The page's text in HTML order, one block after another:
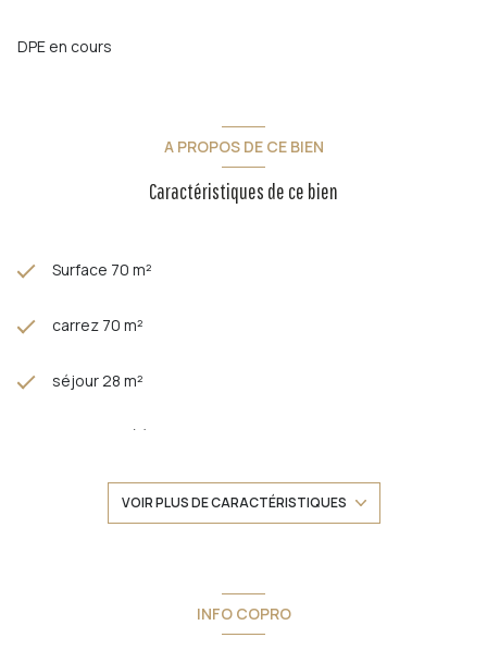
DPE en cours
A PROPOS DE CE BIEN
Caractéristiques de ce bien
Surface 70 m²
carrez 70 m²
séjour 28 m²
2 chambre(s)
VOIR PLUS DE CARACTÉRISTIQUES
INFO COPRO